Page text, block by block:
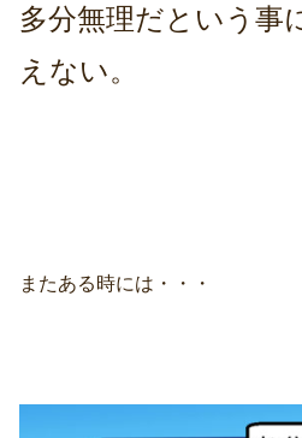
多分無理だという事
えない。
またある時には・・・